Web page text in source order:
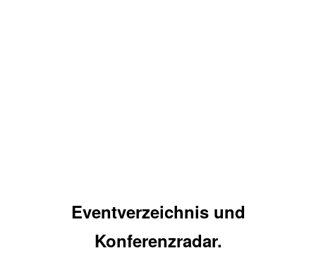
Eventverzeichnis und
Konferenzradar.